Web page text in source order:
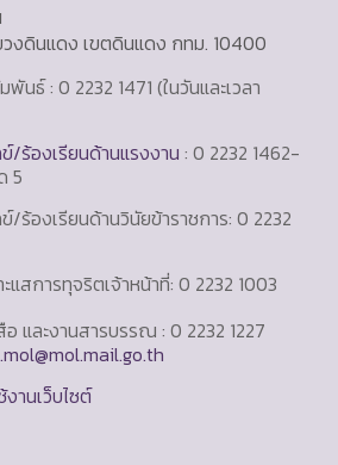
งดินแดง เขตดินแดง กทม. 10400
นธ์ : 0 2232 1471 (ในวันและเวลา
/ร้องเรียนด้านแรงงาน : 0 2232 1462-
5
/ร้องเรียนด้านวินัยข้าราชการ: 0 2232
แสการทุจริตเจ้าหน้าที่: 0 2232 1003
และงานสารบรรณ : 0 2232 1227
านเว็บไซต์